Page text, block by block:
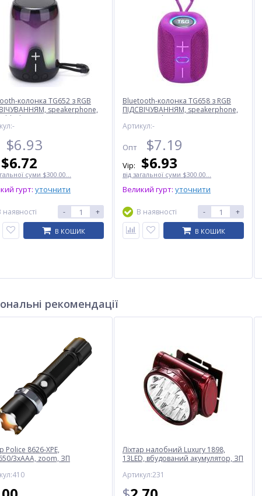
колонка TG652 з RGB
speakerphone,
black
$6.93
$6.72
суми $300.00...
гурт: уточнити
наявності - +
В КОШИК
Bluetooth-колонка TG658 з RGB
ПІДСВІЧУВАННЯМ, speakerphone,
радіо, purple
Артикул:-
Опт $7.19
Vip: $6.93
від загальної суми $300.00...
Великий гурт: уточнити
В наявності - +
В КОШИК
рекомендації
Police 8626-XPE,
3xAAA, zoom, ЗП
Ліхтар налобний Luxury 1898,
13LED, вбудований акумулятор, ЗП
Артикул:231